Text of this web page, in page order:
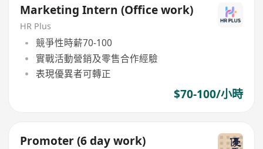
Marketing Intern (Office work)
HR Plus
競爭性時薪70-100
實戰活動營銷及零售合作經驗
表現優異者可轉正
$70-100/小時
Promoter (6 day work)